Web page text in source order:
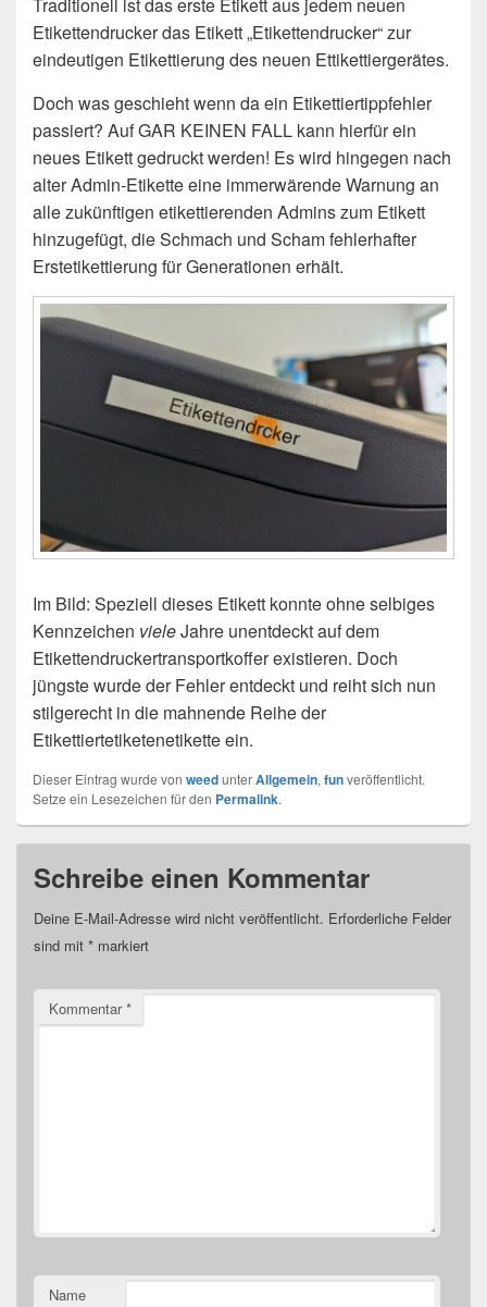
Etikettendrucker das Etikett „Etikettendrucker“ zur
eindeutigen Etikettierung des neuen Ettikettiergerätes.
Doch was geschieht wenn da ein Etikettiertippfehler
passiert? Auf GAR KEINEN FALL kann hierfür ein
neues Etikett gedruckt werden! Es wird hingegen nach
alter Admin-Etikette eine immerwärende Warnung an
alle zukünftigen etikettierenden Admins zum Etikett
hinzugefügt, die Schmach und Scham fehlerhafter
Erstetikettierung für Generationen erhält.
Im Bild: Speziell dieses Etikett konnte ohne selbiges
Kennzeichen vieleJahre unentdeckt auf dem
Etikettendruckertransportkoffer existieren. Doch
jüngste wurde der Fehler entdeckt und reiht sich nun
stilgerecht in die mahnende Reihe der
Etikettiertetiketenetikette ein.
Dieser Eintrag wurde von weedunterAllgemein, funveröffentlicht.
Setze ein Lesezeichen für den Permalink.
Schreibe einen Kommentar
Deine E-Mail-Adresse wird nicht veröffentlicht. Erforderliche Felder
sind mit * markiert
Kommentar*
Name